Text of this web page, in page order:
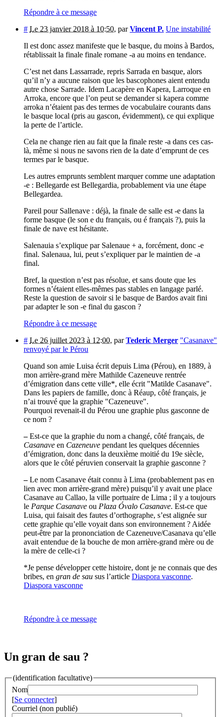
Répondre à ce message
# Le 23 janvier 2018 à 10:50, parVincent P. Une instabilité
Il est donc assez manifeste que le basque, du moins à Bardos,
rétablissait la finale finale romane -a au moins en tendance.
C’est net dans Lassarrade, repris Sarrada en basque, alors
qu’il n’y a aucune raison que les bascophones aient entendu
autre chose Sarrade. Idem Lacapère en Kapera, Larroque en
Arroka, encore que l’on peut se demander si kapera comme
arroka n’étaient pas des termes de vocabulaire courants dans
le basque local (pris au gascon, évidemment), ce qui explique
la perte de l’article.
Cela ne change rien au fait que la finale reste -a dans ces cas-
là, même si nous ne savons rien de la date d’emprunt de ces
termes par le basque.
Les autres emprunts semblent marquer comme une adaptation
-e : Bellegarde est Bellegardia, probablement via une étape
Bellegardea.
Pareil pour Sallenave : déjà, la finale de salle est -e dans la
forme basque (le son e du français, ou é français ?), puis la
finale de nave est hésitante.
Salenauia s’explique par Salenaue + a, forcément, donc -e
final. Salenaua, lui, peut s’expliquer par le maintien de -a
final.
Bref, la question n’est pas résolue, et sans doute que les
formes n’étaient elles-mêmes pas stables en langage parlé.
Reste la question de savoir si le basque de Bardos avait fini
par adapter le son -e final du gascon ?
Répondre à ce message
# Le 26 juillet 2023 à 12:00, parTederic Merger "Casanave"
renvoyé par le Pérou
Quand son amie Luisa écrit depuis Lima (Pérou), en 1889, à
mon arrière-grand mère Mathilde Cazeneuve rentrée
d’émigration dans cette ville*, elle écrit "Matilde Casanave".
Dans les papiers de famille, donc à Réaup, côté français, je
n’ai trouvé que la graphie "Cazeneuve".
Pourquoi revenait-il du Pérou une graphie plus gasconne de
ce nom ?
–Est-ce que la graphie du nom a changé, côté français, de
Casanave en Cazeneuve pendant les quelques décennies
d’émigration, donc dans la deuxième moitié du 19e siècle,
alors que le côté péruvien conservait la graphie gasconne ?
–Le nom Casanave était connu à Lima (probablement pas en
lien avec mon arrière-grand mère) puisqu’il y avait une place
Casanave au Callao, la ville portuaire de Lima ; il y a toujours
le Parque Casanave ou Plaza Óvalo Casanave. Est-ce que
Luisa, qui faisait des fautes d’orthographe, s’est alignée sur
cette graphie qu’elle voyait dans son environnement ? Aidée
peut-être par la prononciation de Cazeneuve/Casanava qu’elle
avait entendue de la bouche de mon arrière-grand mère ou de
la mère de celle-ci ?
*Je pense développer cette histoire, dont je ne connais que des
bribes, en gran de sau sus l’article Diaspora vasconne.
Diaspora vasconne
Répondre à ce message
Un gran de sau ?
(identification facultative)
Nom
[Se connecter]
Courriel (non publié)